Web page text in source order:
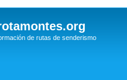
de rutas de senderismo